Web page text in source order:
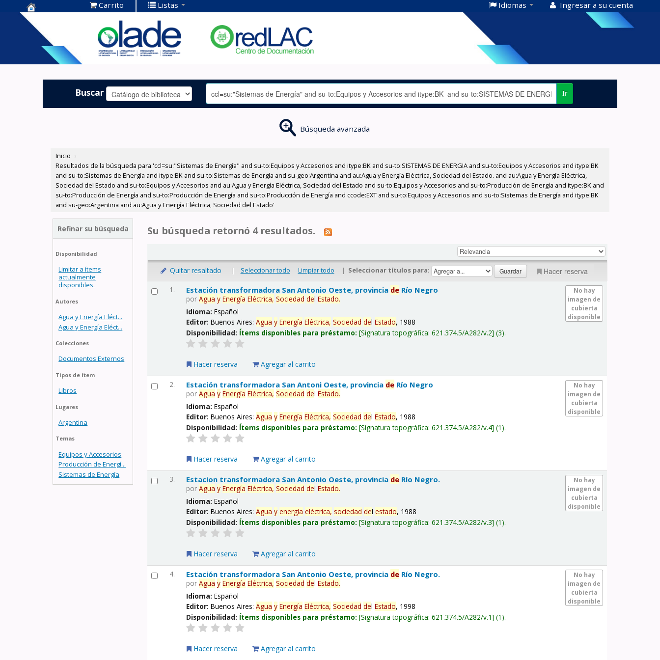
Centro de
Documentación
OLADE -
Carrito Listas Idiomas Ingresar a su cuenta
Buscar Ir
Búsqueda avanzada
Inicio ›
Resultados de la búsqueda para 'ccl=su:"Sistemas de Energía" and su-to:Equipos y Accesorios and itype:BK and su-to:SISTEMAS DE ENERGIA and su-to:Equipos y Accesorios and itype:BK
and su-to:Sistemas de Energía and itype:BK and su-to:Sistemas de Energía and su-geo:Argentina and au:Agua y Energía Eléctrica, Sociedad del Estado. and au:Agua y Energía Eléctrica,
Sociedad del Estado and su-to:Equipos y Accesorios and au:Agua y Energía Eléctrica, Sociedad del Estado and su-to:Equipos y Accesorios and su-to:Producción de Energía and itype:BK and
su-to:Producción de Energía and su-to:Producción de Energía and su-to:Producción de Energía and ccode:EXT and su-to:Equipos y Accesorios and su-to:Sistemas de Energía and itype:BK
and su-geo:Argentina and au:Agua y Energía Eléctrica, Sociedad del Estado'
Refinar su búsqueda
Disponibilidad
Limitar a ítems
actualmente
disponibles.
Autores
Agua y Energía Eléct...
Agua y Energía Eléct...
Colecciones
Documentos Externos
Tipos de ítem
Libros
Lugares
Argentina
Temas
Equipos y Accesorios
Producción de Energí...
Sistemas de Energía
Su búsqueda retornó 4 resultados.
Quitar resaltado | Seleccionar todo Limpiar todo | Seleccionar títulos para: Hacer reserva
1.
No hay
imagen de
cubierta
disponible
Estación transformadora San Antonio Oeste, provincia de Río Negro
porAgua y Energía Eléctrica, Sociedad delEstado.
Idioma:Español
Editor:Buenos Aires:Agua y Energía Eléctrica, Sociedad delEstado, 1988
Disponibilidad: Ítems disponibles para préstamo: Signatura topográfica:621.374.5/A282/v.2 (3).
Hacer reserva Agregar al carrito
2.
No hay
imagen de
cubierta
disponible
Estación transformadora San Antoni Oeste, provincia de Río Negro
porAgua y Energía Eléctrica, Sociedad delEstado.
Idioma:Español
Editor:Buenos Aires:Agua y Energía Eléctrica, Sociedad delEstado, 1988
Disponibilidad: Ítems disponibles para préstamo: Signatura topográfica:621.374.5/A282/v.4 (1).
Hacer reserva Agregar al carrito
3.
No hay
imagen de
cubierta
disponible
Estacion transformadora San Antonio Oeste, provincia de Río Negro.
porAgua y Energía Eléctrica, Sociedad delEstado.
Idioma:Español
Editor:Buenos Aires:Agua y energía eléctrica, sociedad delestado, 1988
Disponibilidad: Ítems disponibles para préstamo: Signatura topográfica:621.374.5/A282/v.3 (1).
Hacer reserva Agregar al carrito
4.
No hay
imagen de
cubierta
disponible
Estación transformadora San Antonio Oeste, provincia de Río Negro.
porAgua y Energía Eléctrica, Sociedad delEstado.
Idioma:Español
Editor:Buenos Aires:Agua y Energía Eléctrica, Sociedad delEstado, 1998
Disponibilidad: Ítems disponibles para préstamo: Signatura topográfica:621.374.5/A282/v.1 (1).
Hacer reserva Agregar al carrito